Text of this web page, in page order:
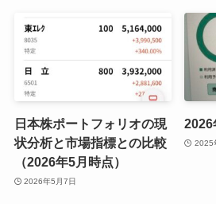
日本株ポートフォリオの現
状分析と市場指標との比較
（2026年5月時点）
2026年5月7日
2026
2025